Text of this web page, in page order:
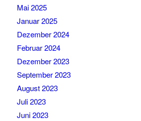
Mai 2025
Januar 2025
Dezember 2024
Februar 2024
Dezember 2023
September 2023
August 2023
Juli 2023
Juni 2023